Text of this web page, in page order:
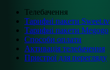
Телебачення
Тарифні пакети Sweet.tv
Тарифні пакети Megogo
Способи оплати
Активація телебачення
Пристрої для перегляду